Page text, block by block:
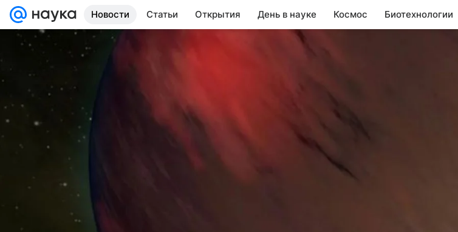
Новости Статьи Открытия День в науке Космос Биотехнологии